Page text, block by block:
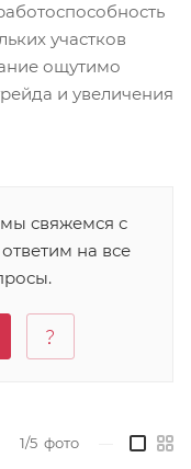
участков
ощутимо
и увеличения
свяжемся с
на все
1/5 фото